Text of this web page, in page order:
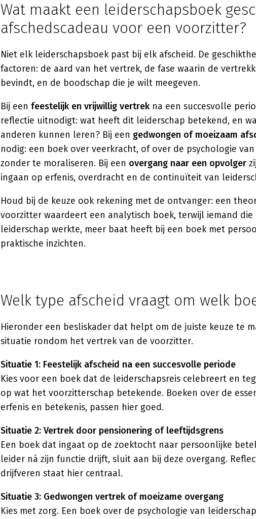
Wat maakt een leiderschapsboek
afschedscadeau voor een voorzitter?
Niet elk leiderschapsboek past bij elk afscheid. De
factoren: de aard van het vertrek, de fase waarin de
bevindt, en de boodschap die je wilt meegeven.
Bij een feestelijk en vrijwillig vertrek na een succesvolle
reflectie uitnodigt: wat heeft dit leiderschap betekend, en
anderen kunnen leren? Bij een gedwongen of moeizaam
nodig: een boek over veerkracht, of over de psychologie
zonder te moralise­ren. Bij een overgang naar een opvolger
ingaan op erfenis, overdracht en de continuïteit van
Houd bij de keuze ook rekening met de ontvanger: een
voorzitter waardeert een analytisch boek, terwijl iemand
leiderschap werkte, meer baat heeft bij een boek met
praktische inzichten.
Welk type afscheid vraagt om welk
Hieronder een besliskader dat helpt om de juiste keuze te
situatie rondom het vertrek van de voorzitter.
Situatie 1: Feestelijk afscheid na een succesvolle periode
Kies voor een boek dat de leiderschapsreis celebreert en
op wat het voorzitterschap betekende. Boeken over de
erfenis en betekenis, passen hier goed.
Situatie 2: Vertrek door pensionering of leeftijdsgrens
Een boek dat ingaat op de zoektocht naar persoonlijke
leider ná zijn functie drijft, sluit aan bij deze overgang.
drijfveren staat hier centraal.
Situatie 3: Gedwongen vertrek of moeizame overgang
Kies met zorg. Een boek over de psychologie van